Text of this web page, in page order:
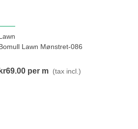
Lawn Mønstret-086
per m (tax incl.)